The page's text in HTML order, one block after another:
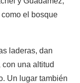
el bosque
laderas, dan
una altitud
Un lugar también